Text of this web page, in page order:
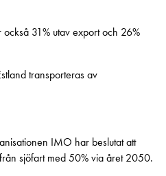
31% utav export och 26%
transporteras av
IMO har beslutat att
sjöfart med 50% via året 2050.